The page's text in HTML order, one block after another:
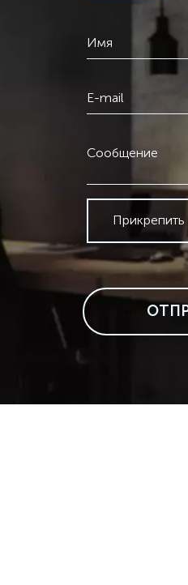
Имя
E-mail
Сообщение
Прикрепить